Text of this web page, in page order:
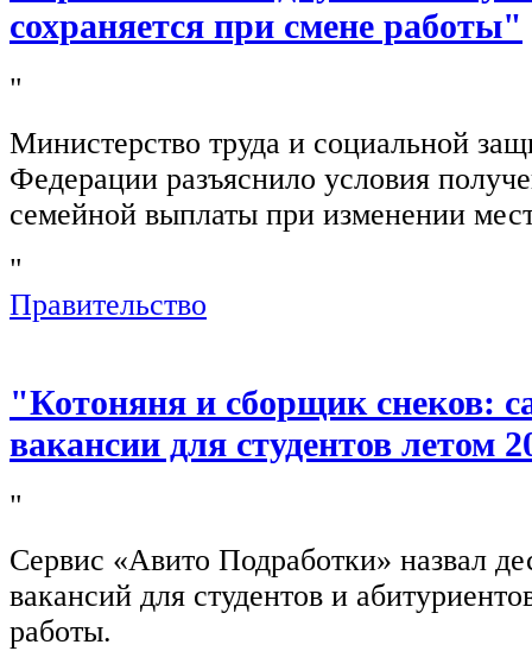
сохраняется при смене работы"
"
Министерство труда и социальной
Федерации разъяснило условия
семейной выплаты при изменении
"
Правительство
"Котоняня и сборщик снеков:
вакансии для студентов летом
"
Сервис «Авито Подработки» назвал
вакансий для студентов и
работы.